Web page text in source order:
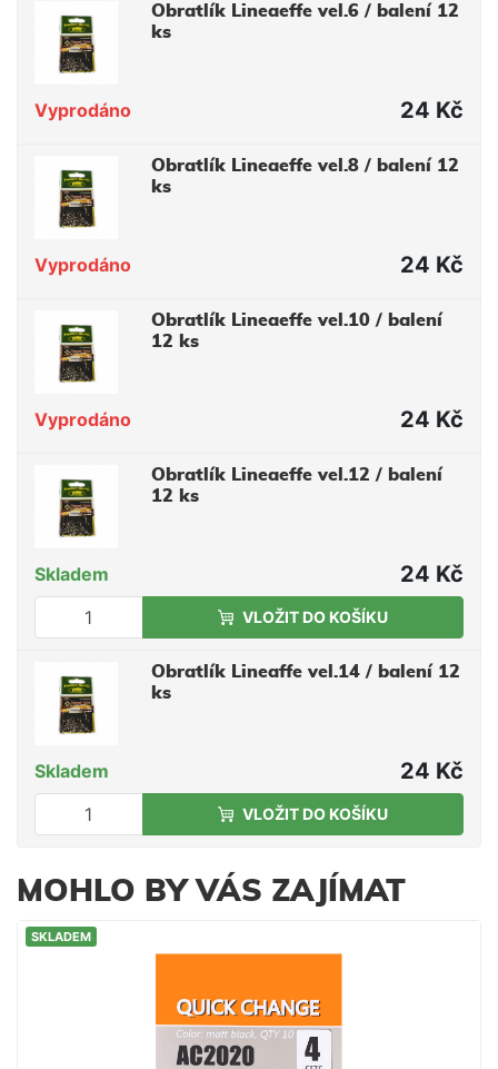
Obratlík Lineaeffe vel.6 / balení 12
ks
Vyprodáno 24 Kč
Obratlík Lineaeffe vel.8 / balení 12
ks
Vyprodáno 24 Kč
Obratlík Lineaeffe vel.10 / balení
12 ks
Vyprodáno 24 Kč
Obratlík Lineaeffe vel.12 / balení
12 ks
Skladem 24 Kč
VLOŽIT DO KOŠÍKU
Obratlík Lineaffe vel.14 / balení 12
ks
Skladem 24 Kč
VLOŽIT DO KOŠÍKU
MOHLO BY VÁS ZAJÍMAT
SKLADEM